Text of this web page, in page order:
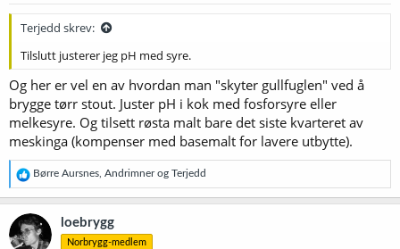
Terjedd skrev:
Tilslutt justerer jeg pH med syre.
Og her er vel en av hvordan man "skyter gullfuglen" ved å
brygge tørr stout. Juster pH i kok med fosforsyre eller
melkesyre. Og tilsett røsta malt bare det siste kvarteret av
meskinga (kompenser med basemalt for lavere utbytte).
R
e
a
k
s
j
Børre Aursnes, Andrimnerog Terjedd
loebrygg
Norbrygg-medlem